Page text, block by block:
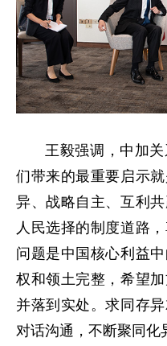
王毅强调，中加
们带来的最重要启示
异、战略自主、互利
人民选择的制度道路
问题是中国核心利益
权和领土完整，希望
并落到实处。求同存
对话沟通，不断聚同化